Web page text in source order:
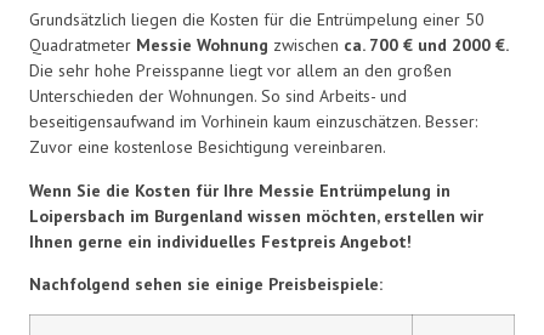
Grundsätzlich liegen die Kosten für die Entrümpelung einer 50
Quadratmeter Messie Wohnung zwischen ca. 700 € und 2000 €.
Die sehr hohe Preisspanne liegt vor allem an den großen
Unterschieden der Wohnungen. So sind Arbeits- und
beseitigensaufwand im Vorhinein kaum einzuschätzen. Besser:
Zuvor eine kostenlose Besichtigung vereinbaren.
Wenn Sie die Kosten für Ihre Messie Entrümpelung in
Loipersbach im Burgenland wissen möchten, erstellen wir
Ihnen gerne ein individuelles Festpreis Angebot!
Nachfolgend sehen sie einige Preisbeispiele: